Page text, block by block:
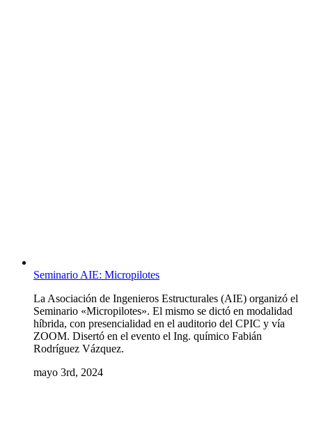
Seminario AIE: Micropilotes
La Asociación de Ingenieros Estructurales (AIE) organizó el
Seminario «Micropilotes». El mismo se dictó en modalidad
híbrida, con presencialidad en el auditorio del CPIC y vía
ZOOM. Disertó en el evento el Ing. químico Fabián
Rodríguez Vázquez.
mayo 3rd, 2024